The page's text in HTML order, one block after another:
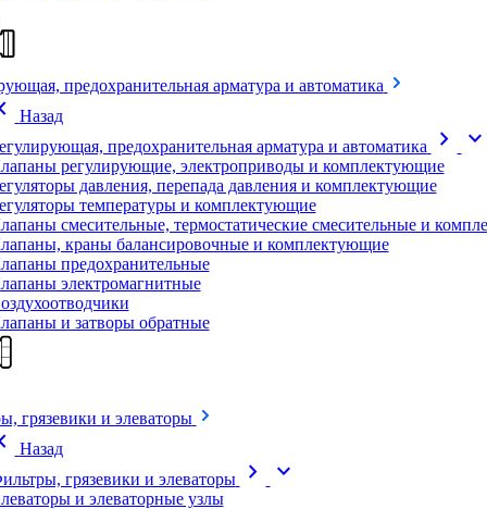
предохранительная арматура и автоматика
Назад
предохранительная арматура и автоматика
chevron_right expand_more
регулирующие, электроприводы и комплектующие
давления, перепада давления и комплектующие
температуры и комплектующие
смесительные, термостатические смесительные и
краны балансировочные и комплектующие
предохранительные
электромагнитные
и затворы обратные
грязевики и элеваторы
Назад
грязевики и элеваторы
chevron_right expand_more
и элеваторные узлы